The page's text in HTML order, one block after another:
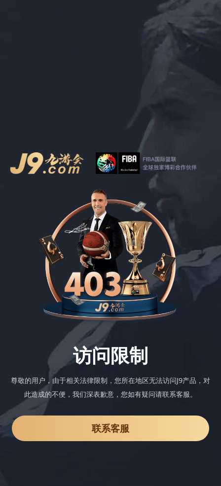
访问限制
尊敬的用户，由于相关法律限制，您所在地区无法访问J9产品，对
此造成的不便，我们深表歉意，您如有疑问请联系客服。
联系客服